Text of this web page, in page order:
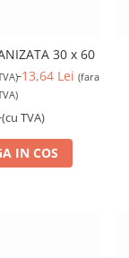
30 x 60
13,64 Lei (fara
(cu TVA)
IN COS